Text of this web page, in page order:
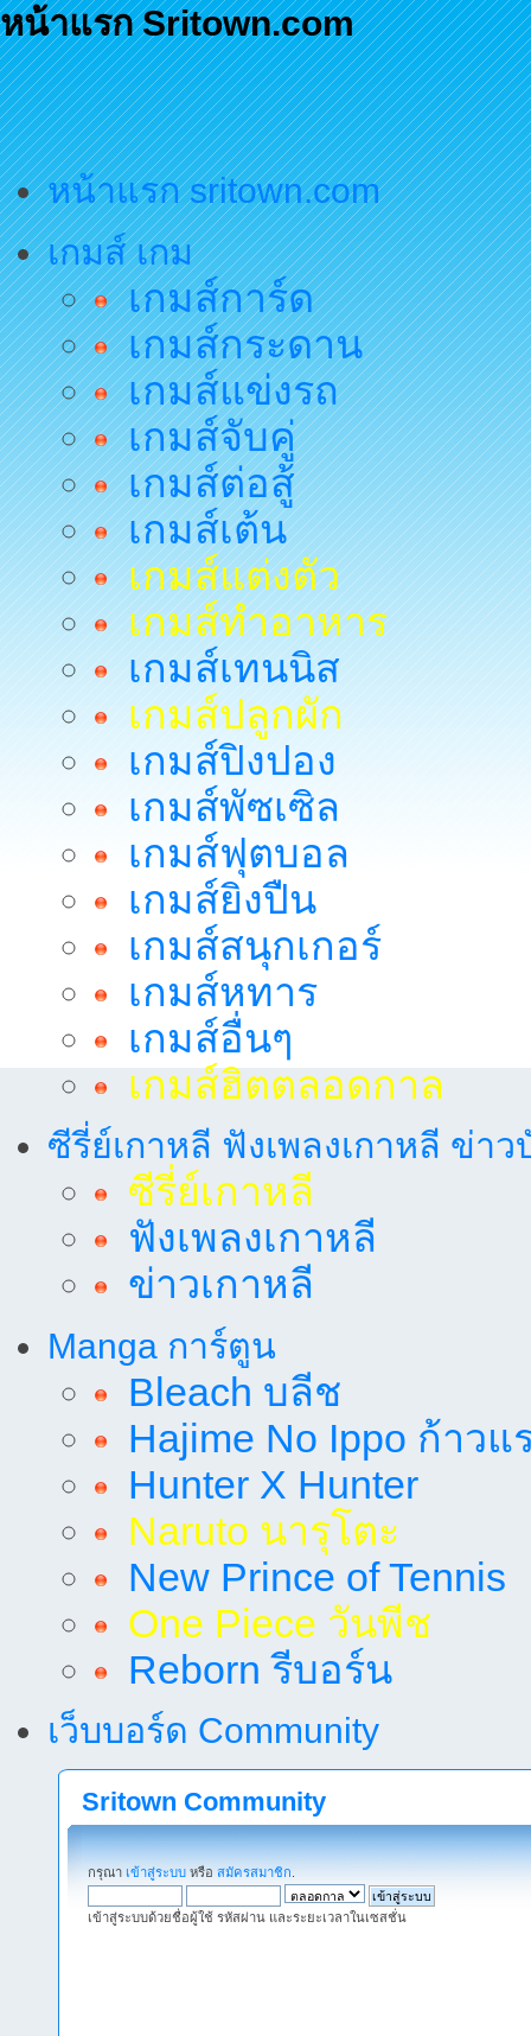
หน้าแรก Sritown.com
หน้าแรก sritown.com
เกมส์ เกม
เกมส์การ์ด
เกมส์กระดาน
เกมส์แข่งรถ
เกมส์จับคู่
เกมส์ต่อสู้
เกมส์เต้น
เกมส์แต่งตัว
เกมส์ทำอาหาร
เกมส์เทนนิส
เกมส์ปลูกผัก
เกมส์ปิงปอง
เกมส์พัซเซิล
เกมส์ฟุตบอล
เกมส์ยิงปืน
เกมส์สนุกเกอร์
เกมส์หทาร
เกมส์อื่นๆ
เกมส์ฮิตตลอดกาล
ซีรี่ย์เกาหลี ฟังเพลงเกาหลี ข่าว
ซีรี่ย์เกาหลี
ฟังเพลงเกาหลี
ข่าวเกาหลี
Manga การ์ตูน
Bleach บลีช
Hajime No Ippo ก้าวแ
Hunter X Hunter
Naruto นารุโตะ
New Prince of Tennis
One Piece วันพีช
Reborn รีบอร์น
เว็บบอร์ด Community
Sritown Community
กรุณา เข้าสู่ระบบ หรือ สมัครสมาชิก
เข้าสู่ระบบด้วยชื่อผู้ใช้ รหัสผ่าน และระยะเวลาในเซสชั่น